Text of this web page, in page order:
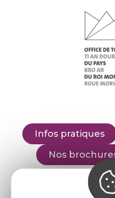
Infos pratiques
Nos
Retrouvez-nous